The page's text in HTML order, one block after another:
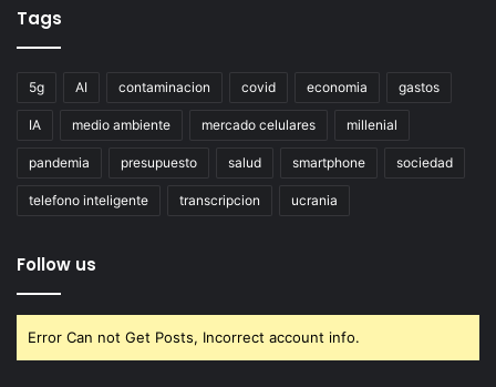
Tags
5g AI contaminacion covid economia gastos
IA medio ambiente mercado celulares millenial
pandemia presupuesto salud smartphone sociedad
telefono inteligente transcripcion ucrania
Follow us
Error Can not Get Posts, Incorrect account info.